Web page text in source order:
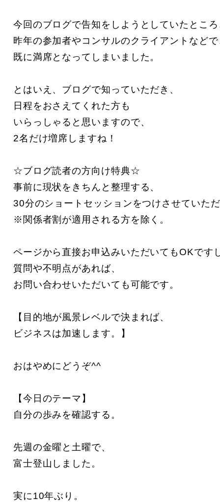
今回のブログで告知をしようとしていたとこ
昨年の参加者やコンサルのクライアントなど
既に満席となってしまいました。
とはいえ、ブログで知っていただき、
日程をおさえてくれた方も
いらっしゃると思いますので、
2名だけ増席しますね！
☆ブログ読者の方向け特典☆
事前に現状をきちんと整理する、
30分のショートセッションをつけさせていた
※関係者割が適用される方を除く。
ページから直接お申込みいただいてもOKです
質問や不明点があれば、
お問い合わせいただいても可能です。
【目的地が風景レベルで決まれば、
ビジネスは加速します。】
おはやめにどうぞ^^
【今日のテーマ】
自分の歩みを確認する。
先週の金曜と土曜で、
富士登山しました。
実に10年ぶり。